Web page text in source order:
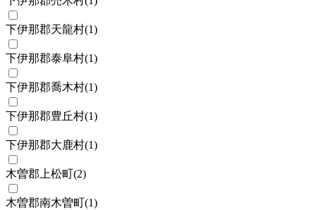
下伊那郡天龍村(1)
下伊那郡泰阜村(1)
下伊那郡喬木村(1)
下伊那郡豊丘村(1)
下伊那郡大鹿村(1)
木曽郡上松町(2)
木曽郡南木曽町(1)